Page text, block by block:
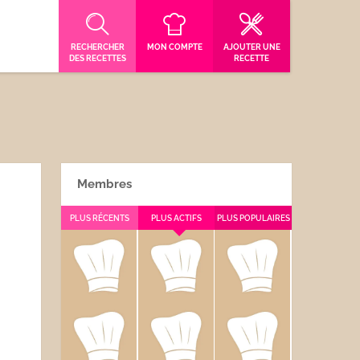
RECHERCHER
DES RECETTES
MON COMPTE
AJOUTER UNE
RECETTE
Membres
PLUS RÉCENTS PLUS ACTIFS PLUS POPULAIRES